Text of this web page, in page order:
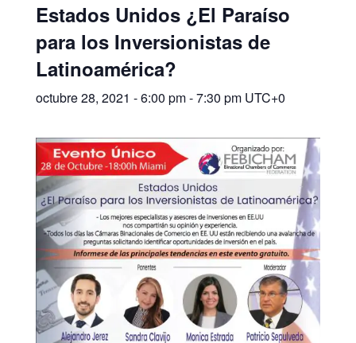
Estados Unidos ¿El Paraíso
para los Inversionistas de
Latinoamérica?
octubre 28, 2021 - 6:00 pm-7:30 pm UTC+0